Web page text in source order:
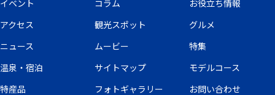
イベント
コラム
お役立ち情報
アクセス
観光スポット
グルメ
ニュース
ムービー
特集
温泉・宿泊
サイトマップ
モデルコース
特産品
フォトギャラリー お問い合わせ